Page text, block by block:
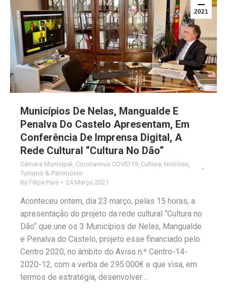
2021
Municípios De Nelas, Mangualde E
Penalva Do Castelo Apresentam, Em
Conferência De Imprensa Digital, A
Rede Cultural “Cultura No Dão“
Câmara Municipal , Coronavirus COVID19, Cultura, Notícias,
Turismo & Património
By Filipa Pais 24 Março 2021
Aconteceu ontem, dia 23 março, pelas 15 horas, a
apresentação do projeto da rede cultural “Cultura no
Dão“ que une os 3 Municípios de Nelas, Mangualde
e Penalva do Castelo, projeto esse financiado pelo
Centro 2020, no âmbito do Aviso n.º Centro-14-
2020-12, com a verba de 295.000€ e que visa, em
termos de estratégia, desenvolver…